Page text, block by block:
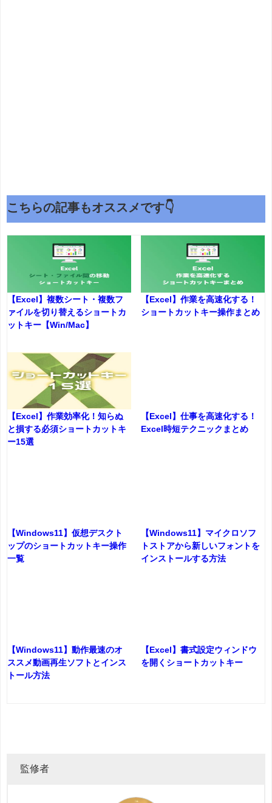
こちらの記事もオススメです👇
【Excel】複数シート・複数フ
ァイルを切り替えるショートカ
ットキー【Win/Mac】
【Excel】作業を高速化する！
ショートカットキー操作まとめ
【Excel】作業効率化！知らぬ
と損する必須ショートカットキ
ー15選
【Excel】仕事を高速化する！
Excel時短テクニックまとめ
【Windows11】仮想デスクト
ップのショートカットキー操作
一覧
【Windows11】マイクロソフ
トストアから新しいフォントを
インストールする方法
【Windows11】動作最速のオ
ススメ動画再生ソフトとインス
トール方法
【Excel】書式設定ウィンドウ
を開くショートカットキー
監修者